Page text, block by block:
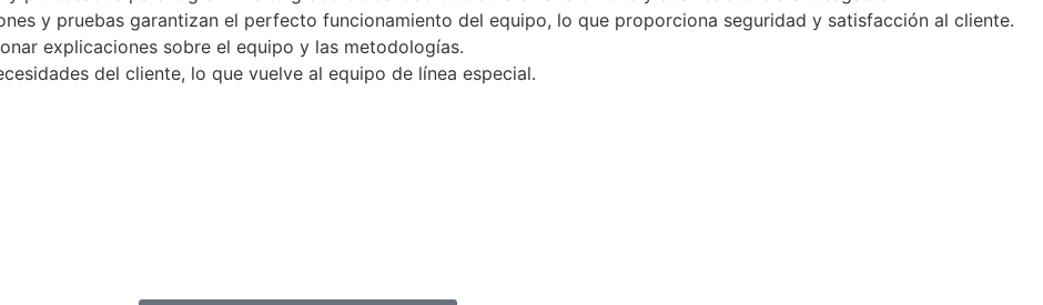
y pruebas garantizan el perfecto funcionamiento del equipo, lo que proporciona seguridad y satisfacción al cliente.
explicaciones sobre el equipo y las metodologías.
del cliente, lo que vuelve al equipo de línea especial.